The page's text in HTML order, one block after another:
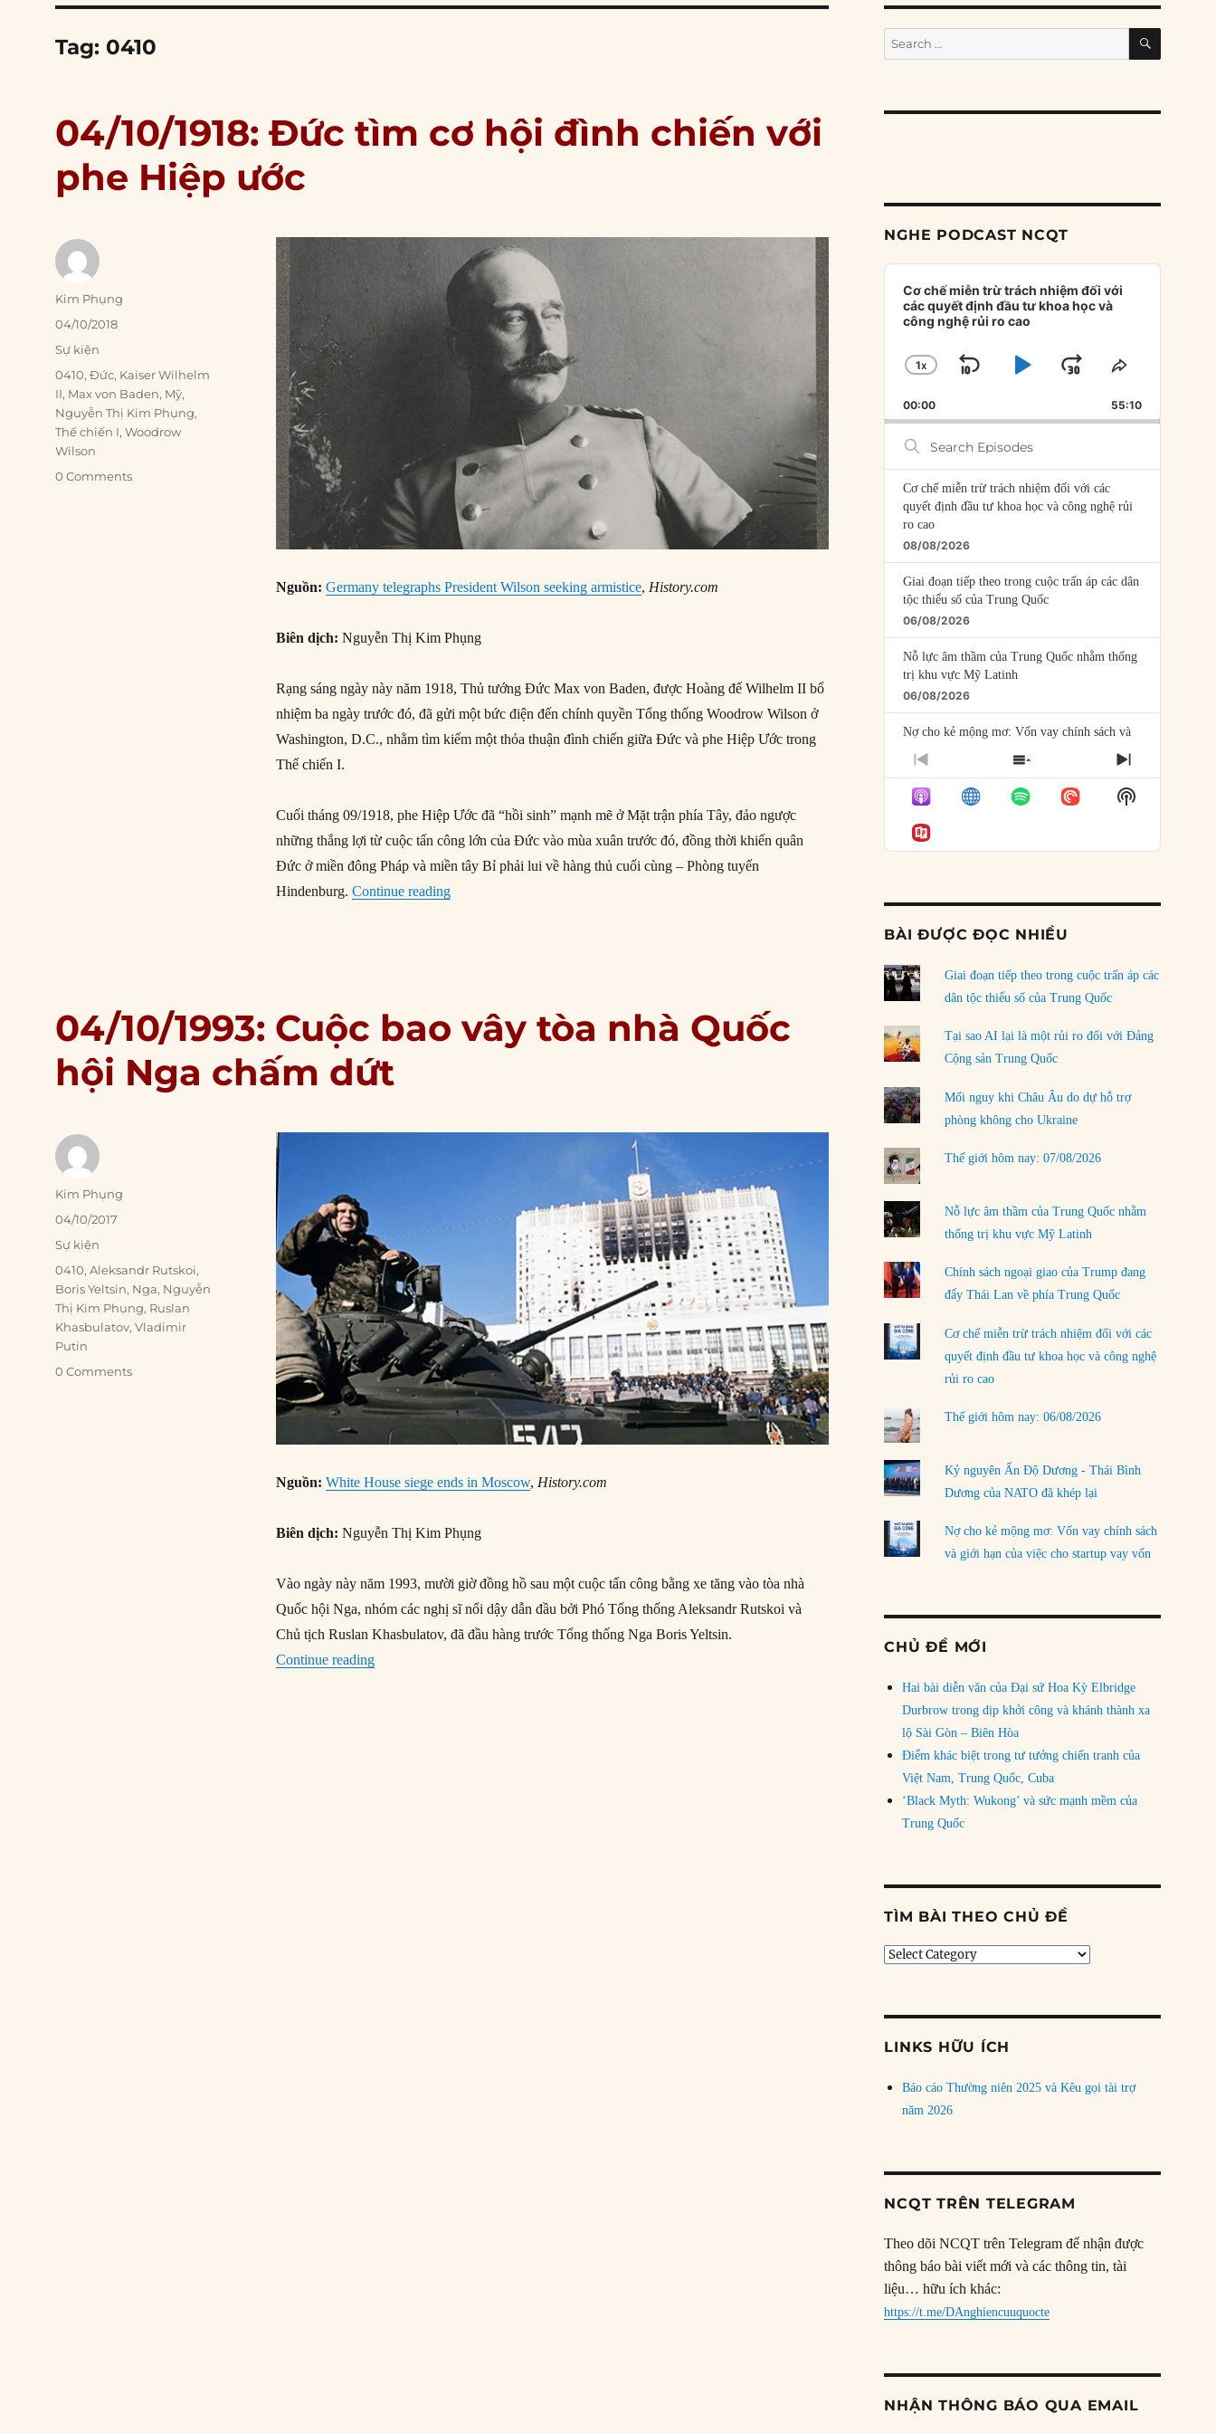
Tag: 0410
04/10/1918: Đức tìm cơ hội đình chiến với
phe Hiệp ước
Nguồn:Germany telegraphs President Wilson seeking armistice, History.com
Biên dịch: Nguyễn Thị Kim Phụng
Rạng sáng ngày này năm 1918, Thủ tướng Đức Max von Baden, được Hoàng đế Wilhelm II bổ
nhiệm ba ngày trước đó, đã gửi một bức điện đến chính quyền Tổng thống Woodrow Wilson ở
Washington, D.C., nhằm tìm kiếm một thỏa thuận đình chiến giữa Đức và phe Hiệp Ước trong
Thế chiến I.
Cuối tháng 09/1918, phe Hiệp Ước đã “hồi sinh” mạnh mẽ ở Mặt trận phía Tây, đảo ngược
những thắng lợi từ cuộc tấn công lớn của Đức vào mùa xuân trước đó, đồng thời khiến quân
Đức ở miền đông Pháp và miền tây Bỉ phải lui về hàng thủ cuối cùng – Phòng tuyến
Hindenburg.Continue reading“04/10/1918: Đức tìm cơ hội đình chiến với phe Hiệp ước”
Author
Kim Phụng
Posted
04/10/2018
Categories
Sự kiện
Tags
0410,Đức, Kaiser Wilhelm
II, Max von Baden, Mỹ,
Nguyễn Thị Kim Phụng,
Thế chiến I,Woodrow
Wilson
0 Comments
04/10/1993: Cuộc bao vây tòa nhà Quốc
hội Nga chấm dứt
Nguồn: White House siege ends in Moscow, History.com
Biên dịch: Nguyễn Thị Kim Phụng
Vào ngày này năm 1993, mười giờ đồng hồ sau một cuộc tấn công bằng xe tăng vào tòa nhà
Quốc hội Nga, nhóm các nghị sĩ nổi dậy dẫn đầu bởi Phó Tổng thống Aleksandr Rutskoi và
Chủ tịch Ruslan Khasbulatov, đã đầu hàng trước Tổng thống Nga Boris Yeltsin.
Continue reading“04/10/1993: Cuộc bao vây tòa nhà Quốc hội Nga chấm dứt”
Author
Kim Phụng
Posted
04/10/2017
Categories
Sự kiện
Tags
0410,Aleksandr Rutskoi,
Boris Yeltsin, Nga, Nguyễn
Thị Kim Phụng, Ruslan
Khasbulatov,Vladimir
Putin
0 Comments
Search
for:
SEARCH
NGHE PODCAST NCQT
Audio
Player
Cơ chế miễn trừ trách nhiệm đối với
các quyết định đầu tư khoa học và
công nghệ rủi ro cao
CHANGE
RATE
1X
SKIP
BACKWARD
PLAYJUMP
FORWARD
SHARE
EPISODE
00:00 55:10
Search
Episodes
Cơ chế miễn trừ trách nhiệm đối với các
quyết định đầu tư khoa học và công nghệ rủi
ro cao
08/08/2026
Giai đoạn tiếp theo trong cuộc trấn áp các dân
tộc thiểu số của Trung Quốc
06/08/2026
Nỗ lực âm thầm của Trung Quốc nhằm thống
trị khu vực Mỹ Latinh
06/08/2026
Nợ cho kẻ mộng mơ: Vốn vay chính sách và
giới hạn của việc cho startup vay vốn
Mỹ Latinh đang trở thành “phòng thí nghiệm”
của phe cánh hữu mới
04/08/2026
Ngoại trưởng Nhật Bản?
Dương
03/08/2026
Đặt cược vào thất bại: Các quỹ đầu tư mạo
hiểm quốc gia và khía cạnh chính trị của vốn
02/08/2026
Làm thế nào để kết thúc Chiến tranh Iran?
01/08/2026
Chiến lược kế tiếp của Bắc Kinh ở Biển Đông
31/07/2026
LOAD MORE
PREVIOUS
EPISODE
SHOW
EPISODES
LIST
NEXT
EPISODE
Show
Podcast
BÀI ĐƯỢC ĐỌC NHIỀU
Giai đoạn tiếp theo trong cuộc trấn áp các
dân tộc thiểu số của Trung Quốc
Tại sao AI lại là một rủi ro đối với Đảng
Cộng sản Trung Quốc
Mối nguy khi Châu Âu do dự hỗ trợ
phòng không cho Ukraine
Thế giới hôm nay: 07/08/2026
Nỗ lực âm thầm của Trung Quốc nhằm
thống trị khu vực Mỹ Latinh
Chính sách ngoại giao của Trump đang
đẩy Thái Lan về phía Trung Quốc
Cơ chế miễn trừ trách nhiệm đối với các
quyết định đầu tư khoa học và công nghệ
rủi ro cao
Thế giới hôm nay: 06/08/2026
Kỷ nguyên Ấn Độ Dương - Thái Bình
Dương của NATO đã khép lại
Nợ cho kẻ mộng mơ: Vốn vay chính sách
và giới hạn của việc cho startup vay vốn
CHỦ ĐỀ MỚI
Hai bài diễn văn của Đại sứ Hoa Kỳ Elbridge
Durbrow trong dịp khởi công và khánh thành xa
lộ Sài Gòn – Biên Hòa
Điểm khác biệt trong tư tưởng chiến tranh của
Việt Nam, Trung Quốc, Cuba
‘Black Myth: Wukong’ và sức mạnh mềm của
Trung Quốc
TÌM BÀI THEO CHỦ ĐỀ
Tìm
LINKS HỮU ÍCH
Báo cáo Thường niên 2025 và Kêu gọi tài trợ
năm 2026
NCQT TRÊN TELEGRAM
Theo dõi NCQT trên Telegram để nhận được
thông báo bài viết mới và các thông tin, tài
liệu… hữu ích khác:
https://t.me/DAnghiencuuquocte
NHẬN THÔNG BÁO QUA EMAIL